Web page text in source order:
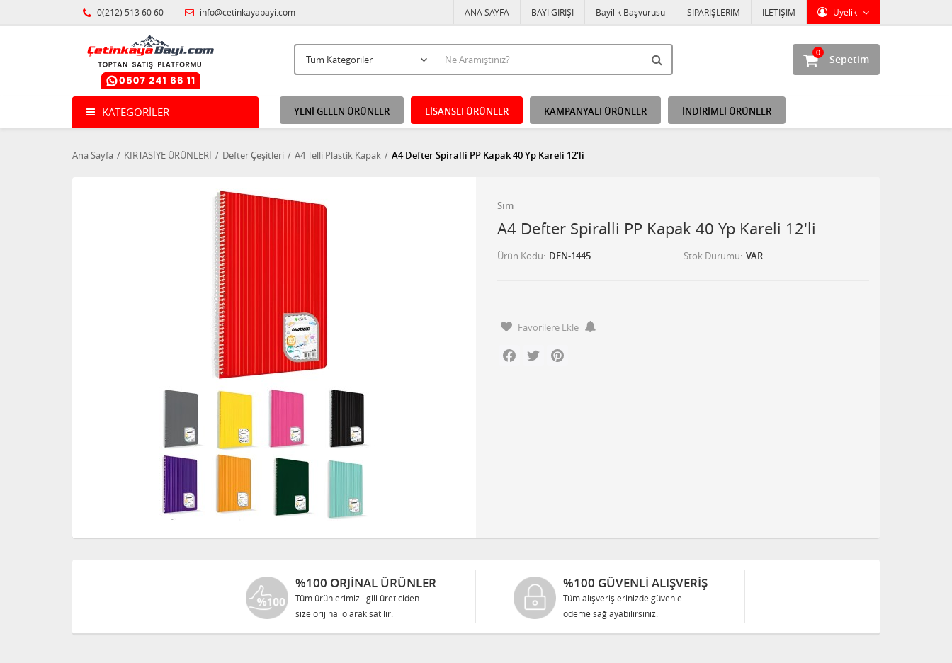
0(212) 513 60 60 info@cetinkayabayi.com Üyelik
ANA SAYFA BAYİ GİRİŞİ Bayilik Başvurusu SİPARİŞLERİM İLETİŞİM
Sepetim
0
KATEGORILER YENİ GELEN ÜRÜNLER LİSANSLI ÜRÜNLER KAMPANYALI ÜRÜNLER İNDİRİMLİ ÜRÜNLER
Ana Sayfa KIRTASİYE ÜRÜNLERİ Defter Çeşitleri A4 Telli Plastik Kapak A4 Defter Spiralli PP Kapak 40 Yp Kareli 12'li
Sim
A4 Defter Spiralli PP Kapak 40 Yp Kareli 12'li
Ürün Kodu DFN-1445 Stok Durumu VAR
Favorilere Ekle
Facebook
Twitter
%100 ORJINAL ÜRÜNLER
Tüm ürünlerimiz ilgili üreticiden
size orijinal olarak satılır.
%100 GÜVENLİ ALIŞVERİŞ
Tüm alışverişlerinizde güvenle
ödeme sağlayabilirsiniz.